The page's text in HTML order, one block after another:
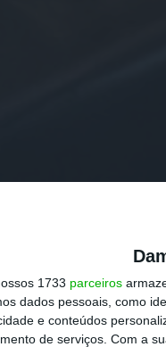
1733 parceiros
dados pessoais, como
e conteúdos
de serviços. Com a